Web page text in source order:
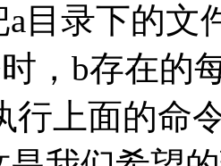
目录下的文
时，b存在的
行上面的命